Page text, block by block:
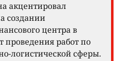
акцентировал
создании
центра в
проведения работ по
логистической сферы.